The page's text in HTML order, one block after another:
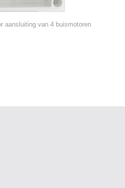
aansluiting van 4 buismotoren